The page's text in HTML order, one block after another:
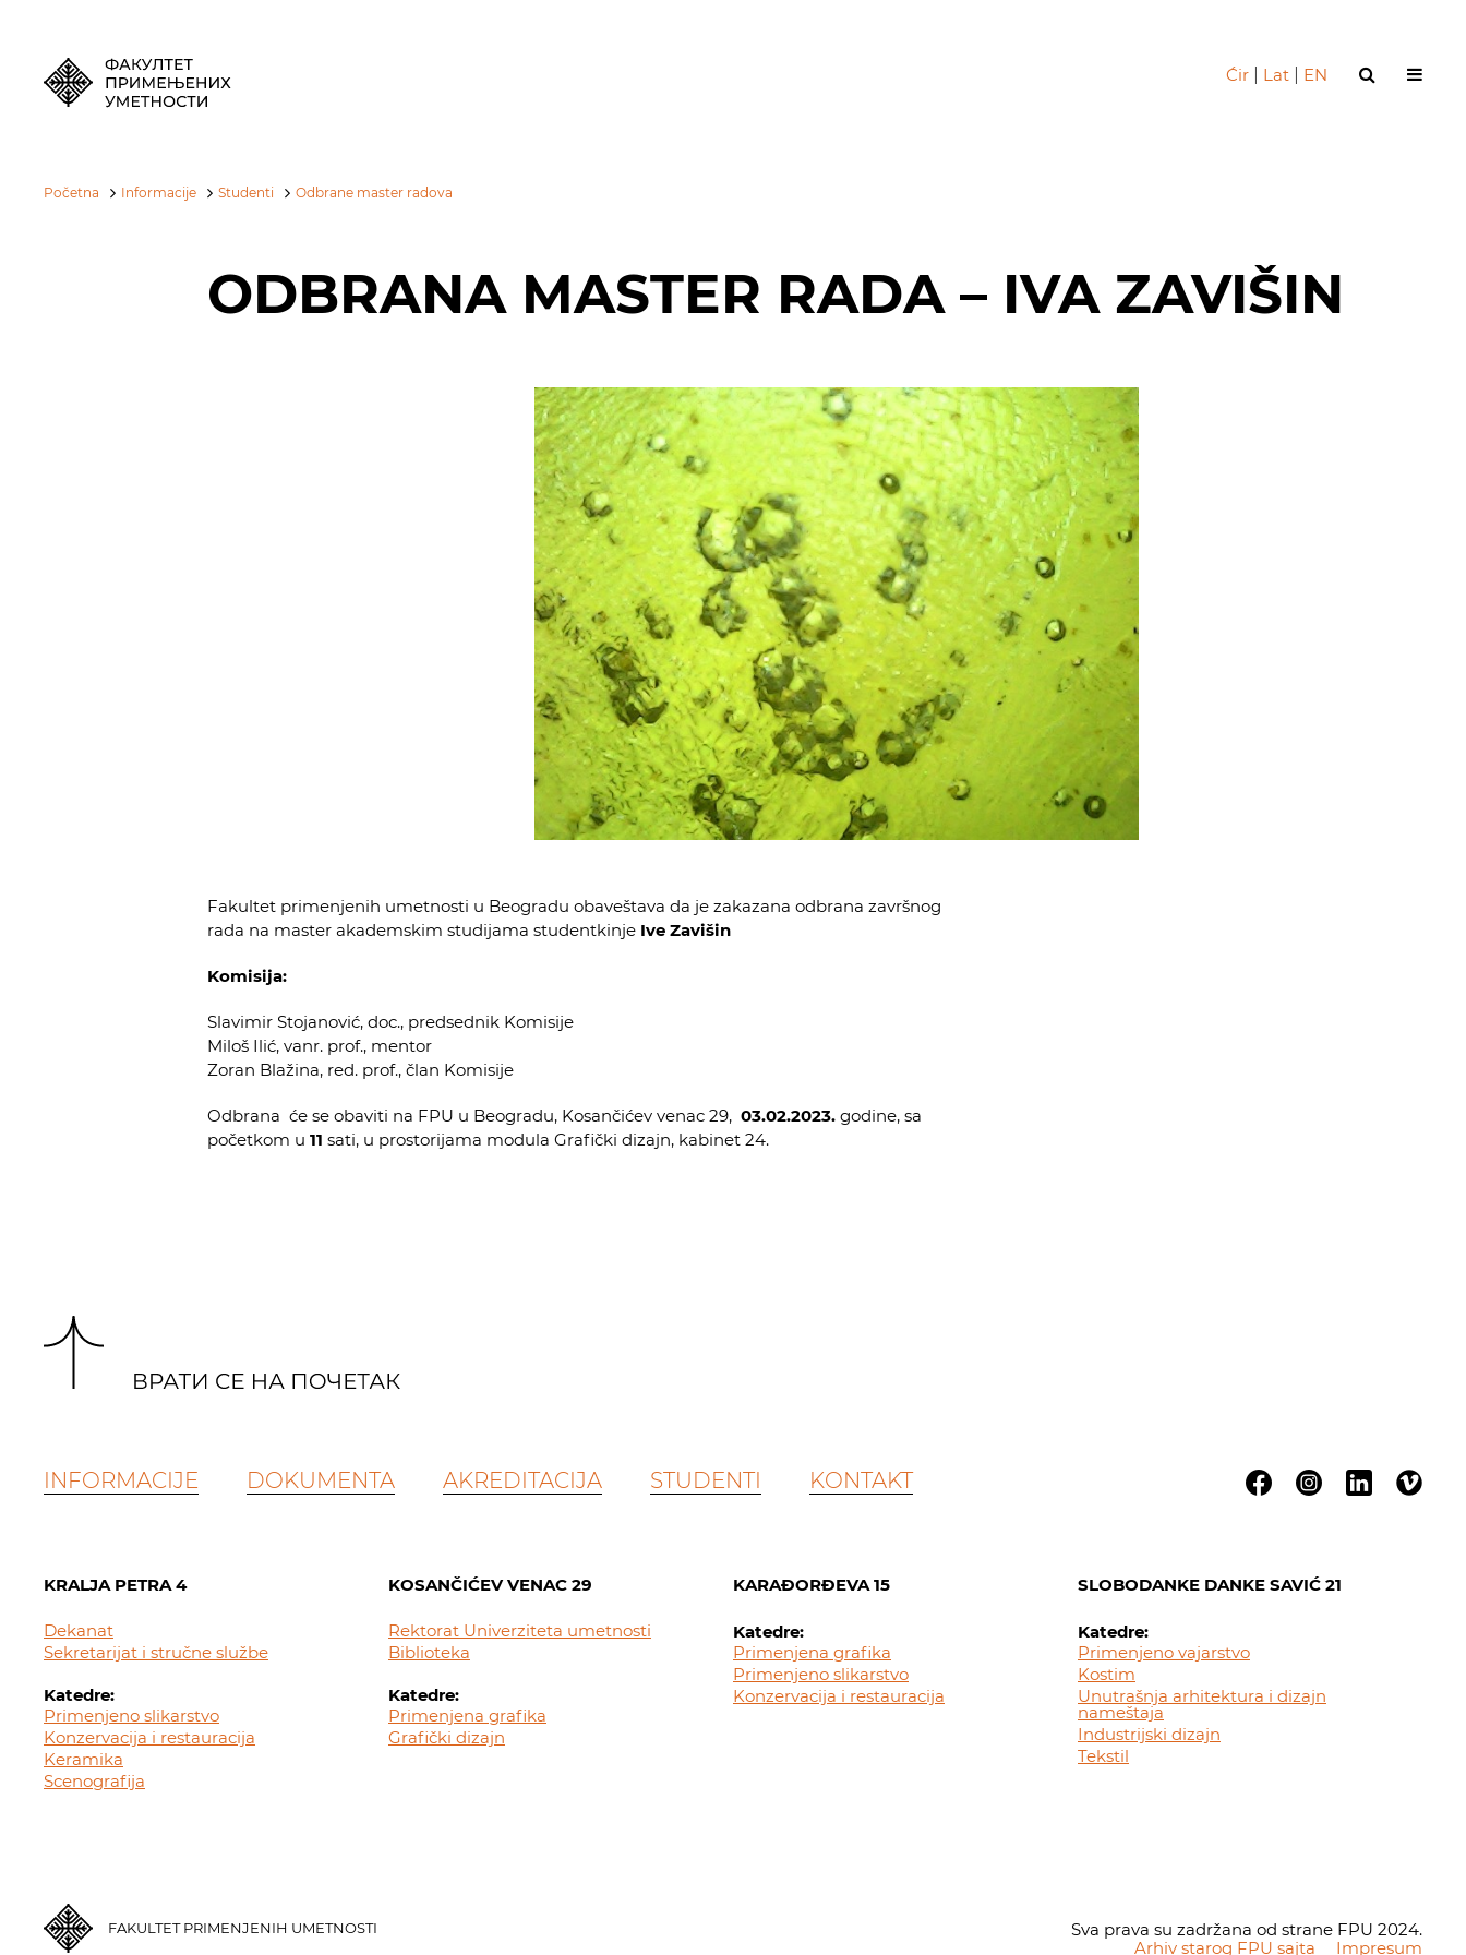
Ćir Lat EN
Početna Informacije Studenti Odbrane master radova
ODBRANA MASTER RADA – IVA ZAVIŠIN
Fakultet primenjenih umetnosti u Beogradu obaveštava da je zakazana odbrana završnog
rada na master akademskim studijama studentkinje Ive Zavišin
Komisija:
Slavimir Stojanović, doc., predsednik Komisije
Miloš Ilić, vanr. prof., mentor
Zoran Blažina, red. prof., član Komisije
Odbrana će se obaviti na FPU u Beogradu, Kosančićev venac 29, 03.02.2023. godine, sa
početkom u 11 sati, u prostorijama modula Grafički dizajn, kabinet 24.
INFORMACIJE DOKUMENTA AKREDITACIJA STUDENTI KONTAKT
KRALJA PETRA 4
Dekanat
Sekretarijat i stručne službe
Katedre:
Primenjeno slikarstvo
Konzervacija i restauracija
Keramika
Scenografija
KOSANČIĆEV VENAC 29
Rektorat Univerziteta umetnosti
Biblioteka
Katedre:
Primenjena grafika
Grafički dizajn
KARAĐORĐEVA 15
Katedre:
Primenjena grafika
Primenjeno slikarstvo
Konzervacija i restauracija
SLOBODANKE DANKE SAVIĆ 21
Katedre:
Primenjeno vajarstvo
Kostim
Unutrašnja arhitektura i dizajn
nameštaja
Industrijski dizajn
Tekstil
FAKULTET PRIMENJENIH UMETNOSTI
Sva prava su zadržana od strane FPU 2024.
Arhiv starog FPU sajta
Impresum